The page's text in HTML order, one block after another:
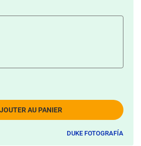
AU PANIER
DUKE FOTOGRAFÍA